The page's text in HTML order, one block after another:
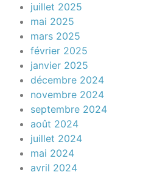
juillet 2025
mai 2025
mars 2025
février 2025
janvier 2025
décembre 2024
novembre 2024
septembre 2024
août 2024
juillet 2024
mai 2024
avril 2024